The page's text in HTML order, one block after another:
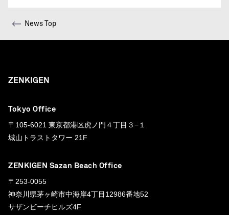
News Top
ZENKIGEN
Tokyo Office
〒105-6021 東京都港区虎ノ門４丁目３−１
城山トラストタワー 21F
ZENKIGEN Sazan Beach Office
〒253-0055
神奈川県茅ヶ崎市中海岸4丁目12986番地52
サザンビーチヒルズ4F